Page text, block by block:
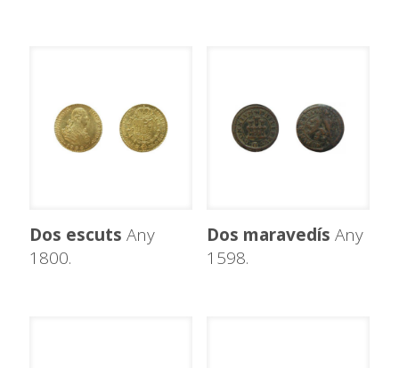
Dos escuts Any
1800.
Dos maravedís Any
1598.